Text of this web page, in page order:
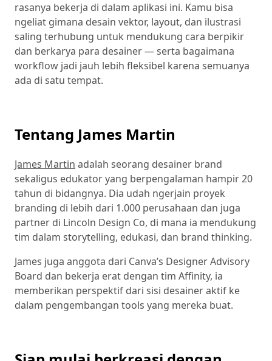
rasanya bekerja di dalam aplikasi ini. Kamu bisa
ngeliat gimana desain vektor, layout, dan ilustrasi
saling terhubung untuk mendukung cara berpikir
dan berkarya para desainer — serta bagaimana
workflow jadi jauh lebih fleksibel karena semuanya
ada di satu tempat.
Tentang James Martin
James Martin adalah seorang desainer brand
sekaligus edukator yang berpengalaman hampir 20
tahun di bidangnya. Dia udah ngerjain proyek
branding di lebih dari 1.000 perusahaan dan juga
partner di Lincoln Design Co, di mana ia mendukung
tim dalam storytelling, edukasi, dan brand thinking.
James juga anggota dari Canva’s Designer Advisory
Board dan bekerja erat dengan tim Affinity, ia
memberikan perspektif dari sisi desainer aktif ke
dalam pengembangan tools yang mereka buat.